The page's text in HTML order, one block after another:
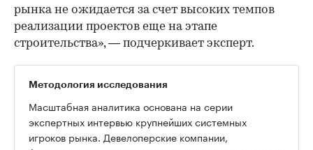
рынка не ожидается за счет высоких темпов
реализации проектов еще на этапе
строительства», — подчеркивает эксперт.
Методология исследования
Масштабная аналитика основана на серии
экспертных интервью крупнейших системных
игроков рынка. Девелоперские компании,